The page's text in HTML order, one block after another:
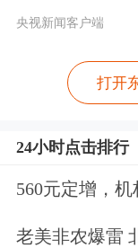
投资机会层
存储等；持
基础建设和
不仅仅是A
体主题同样
市场的 全球
央视新闻客户端
打开
24小时点击排行
560元定增，
老美非农爆雷